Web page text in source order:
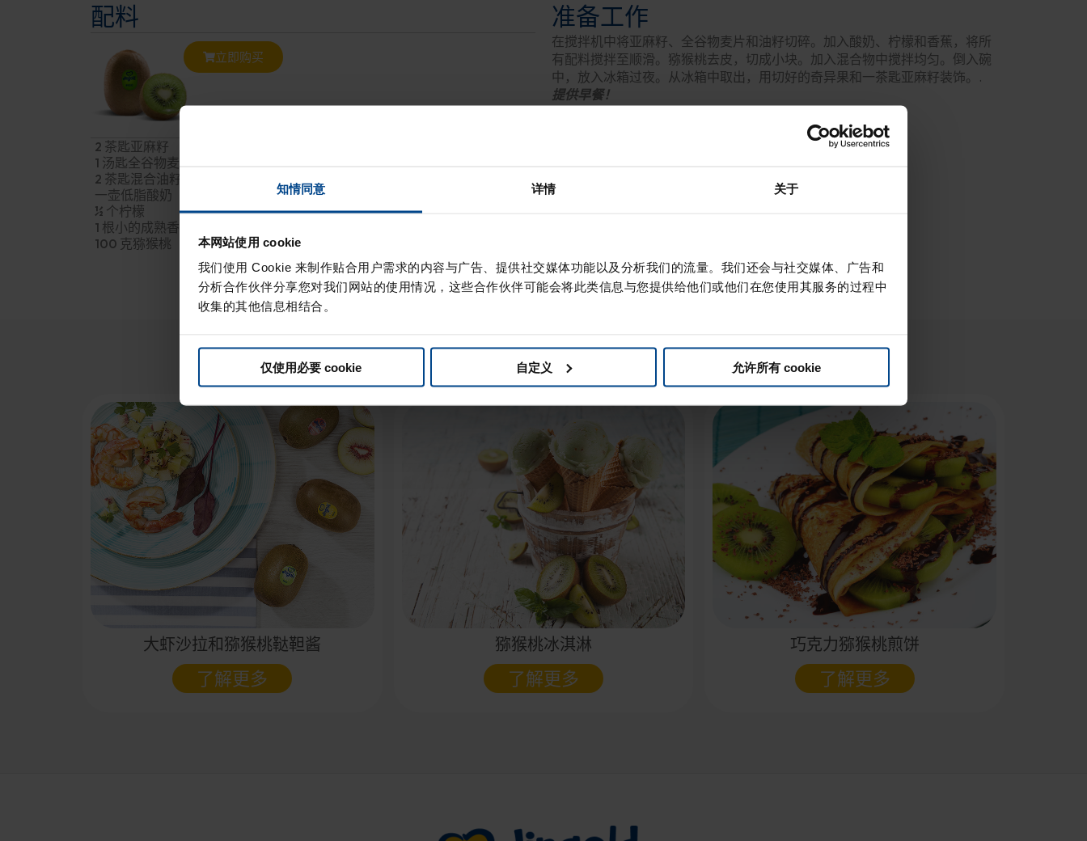
知情同意 详情 关于
本网站使用 cookie
我们使用 Cookie 来制作贴合用户需求的内容与广告、提供社交媒体功能以及分析我们的流量。我们还会与社交媒体、广告和
分析合作伙伴分享您对我们网站的使用情况，这些合作伙伴可能会将此类信息与您提供给他们或他们在您使用其服务的过程中
收集的其他信息相结合。
仅使用必要 cookie 自定义 允许所有 cookie
配料
立即购买
2 茶匙亚麻籽
1 汤匙全谷物麦片（燕麦、荞麦、大麦、大米）
2 茶匙混合油籽（杏仁、核桃、榛子、南瓜籽、葵花籽）
一壶低脂酸奶（素食版可选择大豆或大米制成的植物酸奶）
½ 个柠檬
1 根小的成熟香蕉
100 克猕猴桃
准备工作
在搅拌机中将亚麻籽、全谷物麦片和油籽切碎。加入酸奶、柠檬和香蕉，将所
有配料搅拌至顺滑。猕猴桃去皮，切成小块。加入混合物中搅拌均匀。倒入碗
中，放入冰箱过夜。从冰箱中取出，用切好的奇异果和一茶匙亚麻籽装饰。.
提供早餐！
您可能也喜欢.
大虾沙拉和猕猴桃鞑靼酱
了解更多
猕猴桃冰淇淋
了解更多
巧克力猕猴桃煎饼
了解更多